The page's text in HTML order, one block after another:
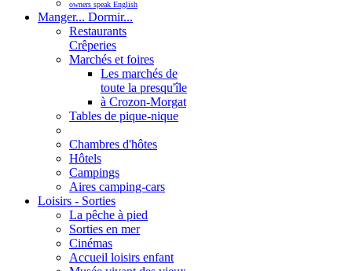
owners speak English
Manger... Dormir...
Restaurants
Crêperies
Marchés et foires
Les marchés de
toute la presqu'île
à Crozon-Morgat
Tables de pique-nique
Chambres d'hôtes
Hôtels
Campings
Aires camping-cars
Loisirs - Sorties
La pêche à pied
Sorties en mer
Cinémas
Accueil loisirs enfant